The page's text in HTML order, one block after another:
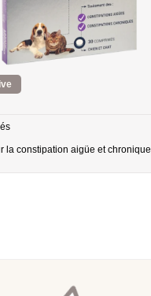
la constipation aigüe et chronique